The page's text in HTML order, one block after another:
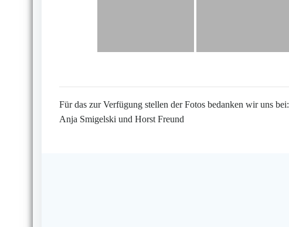
Für das zur Verfügung stellen der Fotos bedanken wir uns bei:
Anja Smigelski und Horst Freund